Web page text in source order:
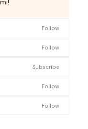
Follow
Follow
Subscribe
Follow
Follow